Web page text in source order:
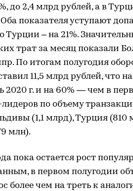
до 2,4 млрд рублей, а в
показателя уступают
Турции – на 21%.
трат за месяц показали
По итогам полугодия
11,5 млрд рублей, что
2020 г. и на 60% — чем в
лидеров по объему
(1,1 млрд), Турция (810
млн).
пока остается рост
в первом полугодии
более чем на треть к